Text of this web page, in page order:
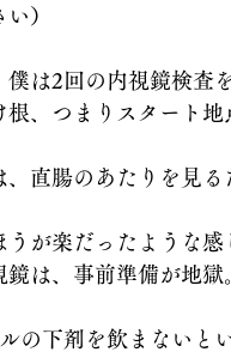
）
僕は2回の内視鏡検査
根、つまりスタート
、直腸のあたりを見
うが楽だったような
鏡は、事前準備が地獄
の下剤を飲まないと